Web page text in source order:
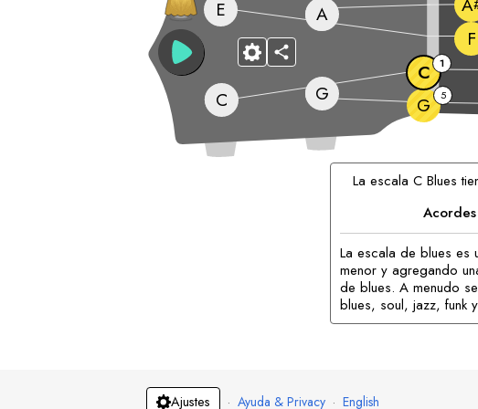
G G 5
C
C 1
E
F
A
La escala CBlues
La escala de blues es
menor y agregando
de blues. A menudo
blues, soul, jazz, funk
Ajustes · Ayuda & Privacy · English